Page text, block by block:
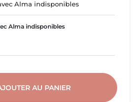
Alma indisponibles
Alma indisponibles
AU PANIER